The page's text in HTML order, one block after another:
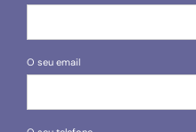
O seu email